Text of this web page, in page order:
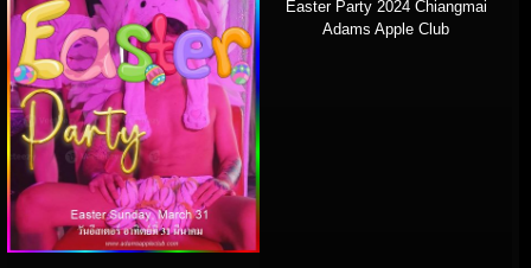
Easter Party 2024 Chiangmai
Adams Apple Club